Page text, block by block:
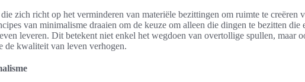
zich richt op het verminderen van materiële bezittingen om ruimte te creëren
van minimalisme draaien om de keuze om alleen die dingen te bezitten die
leveren. Dit betekent niet enkel het wegdoen van overtollige spullen, maar
de kwaliteit van leven verhogen.